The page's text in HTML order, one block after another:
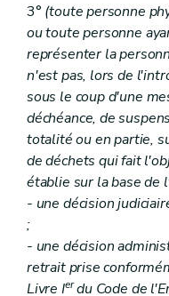
3° (toute personne
ou toute personne
représenter la
n'est pas, lors de
sous le coup d'une
déchéance, de
totalité ou en partie,
de déchets qui fait
établie sur la base de
- une décision
;
- une décision
retrait prise
Livre Ierdu Code de